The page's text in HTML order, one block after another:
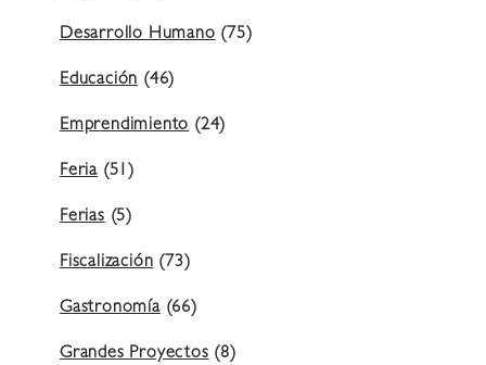
Desarrollo Humano (75)
Educación (46)
Emprendimiento (24)
Feria (51)
Ferias (5)
Fiscalización (73)
Gastronomía(66)
Grandes Proyectos (8)